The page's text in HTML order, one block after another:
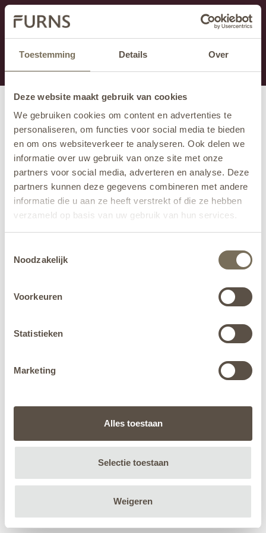
Toestemming Details Over
Deze website maakt gebruik van cookies
We gebruiken cookies om content en advertenties te
personaliseren, om functies voor social media te bieden
en om ons websiteverkeer te analyseren. Ook delen we
informatie over uw gebruik van onze site met onze
partners voor social media, adverteren en analyse. Deze
partners kunnen deze gegevens combineren met andere
informatie die u aan ze heeft verstrekt of die ze hebben
verzameld op basis van uw gebruik van hun services.
jehier.
Noodzakelijk
Voorkeuren
Statistieken
Marketing
Alles toestaan
Selectie toestaan
Weigeren
Ten dział jest obecnie w konserwacji. Jeśli brakuje Ci
informacji.
możesz zadzwonić pod numer +31 413 351 272 lub